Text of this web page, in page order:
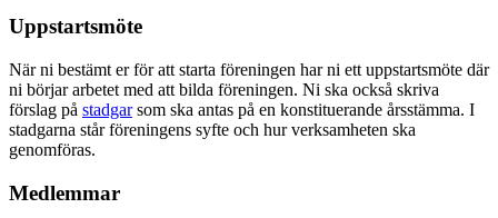
Uppstartsmöte
När ni bestämt er för att starta föreningen har ni ett uppstartsmöte där
ni börjar arbetet med att bilda föreningen. Ni ska också skriva
förslag på stadgarsom ska antas på en konstituerande årsstämma. I
stadgarna står föreningens syfte och hur verksamheten ska
genomföras.
Medlemmar